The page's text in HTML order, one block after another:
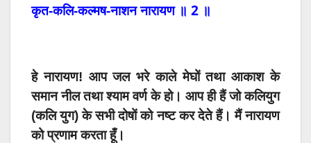
कृत-कलि-कल्मष-नाशन नारायण ॥ 2 ॥
हे नारायण! आप जल भरे कालेमेघों तथा आकाशके
समाननील तथा श्याम वर्ण केहो। आप ही हैं जो कलियुग
(कलि युग)के सभी दोषों को नष्ट कर देते हैं। मैं नारायण
को प्रणाम करता हूँ।